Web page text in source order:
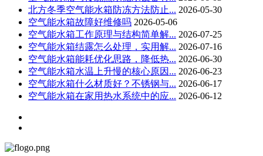
北方冬季空气能水箱防冻方法防止... 2026-05-30
空气能水箱故障好维修吗 2026-05-06
空气能水箱工作原理与结构简单解... 2026-07-25
空气能水箱结露怎么处理，实用解... 2026-07-16
空气能水箱能耗优化思路，降低热... 2026-06-30
空气能水箱水温上升慢的核心原因... 2026-06-23
空气能水箱什么材质好？不锈钢与... 2026-06-17
空气能水箱在家用热水系统中的应... 2026-06-12